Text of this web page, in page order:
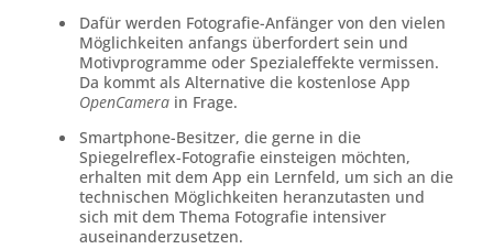
Dafür werden Fotografie-Anfänger von den vielen
Möglichkeiten anfangs überfordert sein und
Motivprogramme oder Spezialeffekte vermissen.
Da kommt als Alternative die kostenlose App
OpenCamera in Frage.
Smartphone-Besitzer, die gerne in die
Spiegelreflex-Fotografie einsteigen möchten,
erhalten mit dem App ein Lernfeld, um sich an die
technischen Möglichkeiten heranzutasten und
sich mit dem Thema Fotografie intensiver
auseinanderzusetzen.